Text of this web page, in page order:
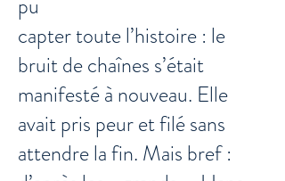
pu
capter toute l’histoire : le
bruit de chaînes s’était
manifesté à nouveau. Elle
avait pris peur et filé sans
attendre la fin. Mais bref :